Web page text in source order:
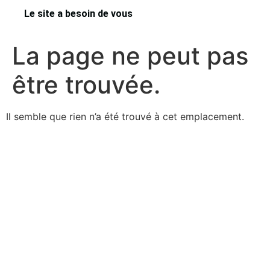
Le site a besoin de vous
La page ne peut pas
être trouvée.
Il semble que rien n’a été trouvé à cet emplacement.